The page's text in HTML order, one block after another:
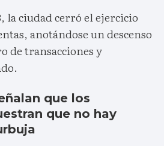
la ciudad cerró el ejercicio
anotándose un descenso
de transacciones y
que los
que no hay